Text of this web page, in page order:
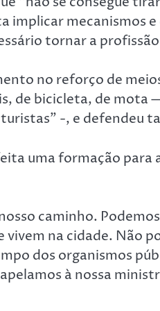
implicar mecanismos
tornar a
no reforço de
de bicicleta, de mota
-, e defendeu
uma formação para
caminho.
na cidade. Não
dos organismos
à nossa